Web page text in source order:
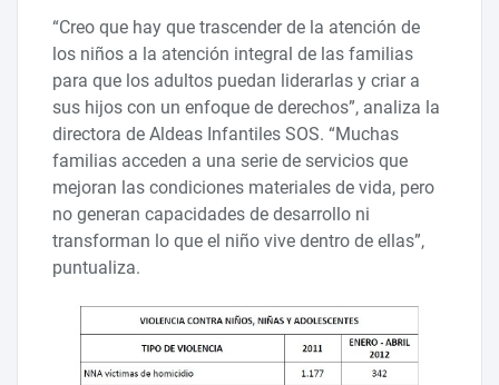
“Creo que hay que trascender de la atención de
los niños a la atención integral de las familias
para que los adultos puedan liderarlas y criar a
sus hijos con un enfoque de derechos”, analiza la
directora de Aldeas Infantiles SOS. “Muchas
familias acceden a una serie de servicios que
mejoran las condiciones materiales de vida, pero
no generan capacidades de desarrollo ni
transforman lo que el niño vive dentro de ellas”,
puntualiza.